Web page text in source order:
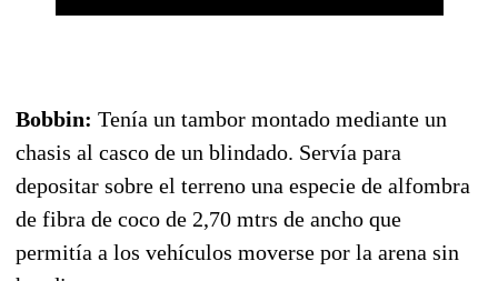
Bobbin: Tenía un tambor montado mediante un
chasis al casco de un blindado. Servía para
depositar sobre el terreno una especie de alfombra
de fibra de coco de 2,70 mtrs de ancho que
permitía a los vehículos moverse por la arena sin